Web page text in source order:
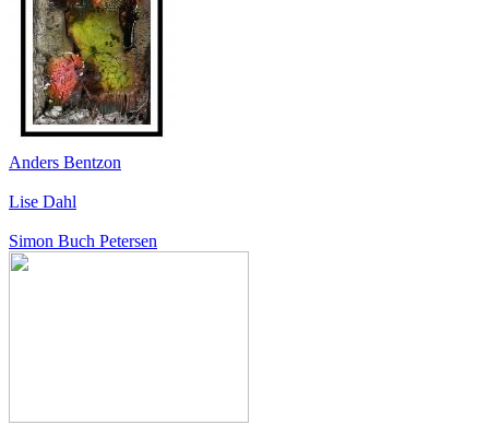
Anders Bentzon
Lise Dahl
Simon Buch Petersen